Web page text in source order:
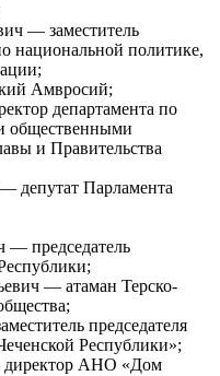
— заместитель
национальной политике,
Амвросий;
департамента по
общественными
и Правительства
депутат Парламента
— председатель
— атаман Терско-
председателя
Республики»;
директор АНО «Дом